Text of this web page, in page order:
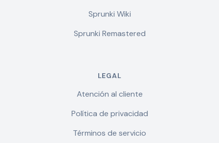
Sprunki Wiki
Sprunki Remastered
LEGAL
Atención al cliente
Política de privacidad
Términos de servicio